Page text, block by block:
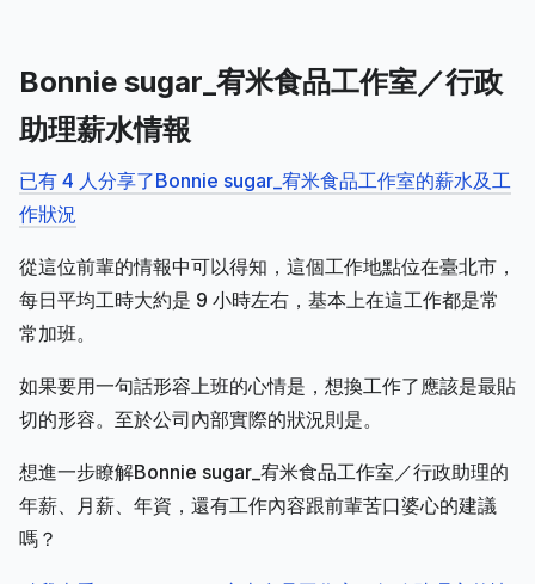
Bonnie sugar_宥米食品工作室／行政
助理薪水情報
已有 4 人分享了Bonnie sugar_宥米食品工作室的薪水及工
作狀況
從這位前輩的情報中可以得知，這個工作地點位在臺北市，
每日平均工時大約是 9 小時左右，基本上在這工作都是常
常加班。
如果要用一句話形容上班的心情是，想換工作了應該是最貼
切的形容。至於公司內部實際的狀況則是。
想進一步瞭解Bonnie sugar_宥米食品工作室／行政助理的
年薪、月薪、年資，還有工作內容跟前輩苦口婆心的建議
嗎？